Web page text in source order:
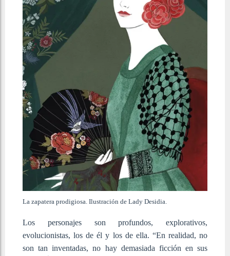
La zapatera prodigiosa. Ilustración de Lady Desidia.
Los personajes son profundos, explorativos,
evolucionistas, los de él y los de ella. “En realidad, no
son tan inventadas, no hay demasiada ficción en sus